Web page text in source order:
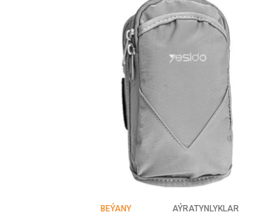
BEÝANY AÝRATYNLYKLAR